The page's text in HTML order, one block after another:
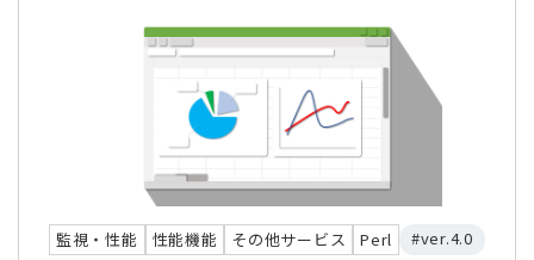
監視・性能 性能機能 その他サービス Perl #ver.4.0